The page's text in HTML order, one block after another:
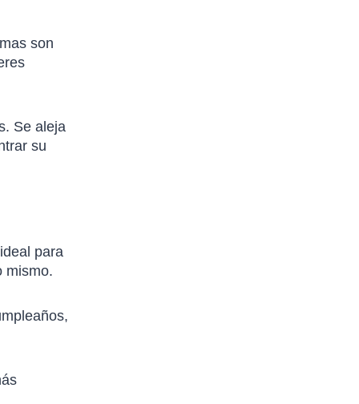
son
Se aleja
su
para
mismo.